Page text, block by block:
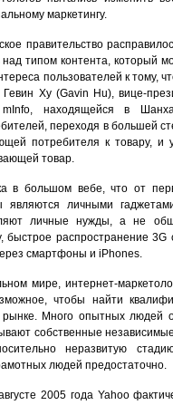
маркетингу.
правительство
типом контента, который
пользователей к тому,
Ху (Gavin Hu), вице-
mInfo, находящейся в
переходя в большей
потребителя к товару, и
товар.
в большом вебе, что от
являются личными
личные нужды, а не
распространение 3G
смартфоны и iPhones.
мире, интернет-
чтобы найти
Много опытных людей
собственные
неразвитую
людей предостаточно.
2005 года Yahoo